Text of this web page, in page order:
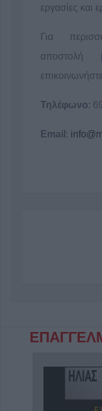
εργασίες και
Για
αποστολή
Τηλέφωνο:
Email :